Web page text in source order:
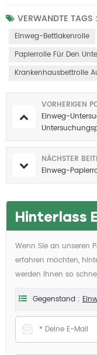
VERWANDTE TAGS :
Einweg-Bettlakenrolle
Papierrolle Für Den
Krankenhausbettrolle
VORHERIGEN
Einweg-
NÄCHSTER
Einweg-
Hinterlass
Wenn Sie an unseren
erfahren möchten,
werden Ihnen so
Gegenstand :